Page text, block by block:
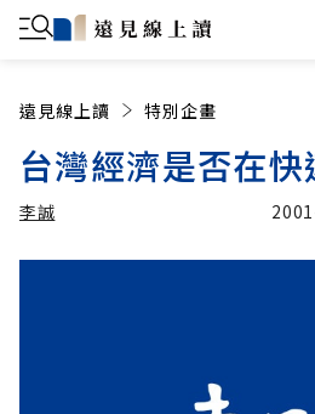
遠見線上讀 特別企畫
台灣經濟是否在快
李誠